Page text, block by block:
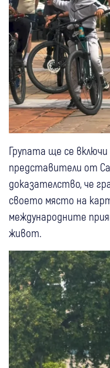
Групата ще се включи
представители от
доказателство, че
своето място на
международните
живот.